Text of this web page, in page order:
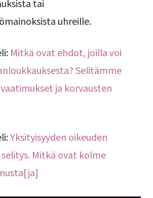
tai
uhreille.
Mitkä ovat ehdot, joilla voi
Selitämme
ja korvausten
Yksityisyyden oikeuden
Mitkä ovat kolme